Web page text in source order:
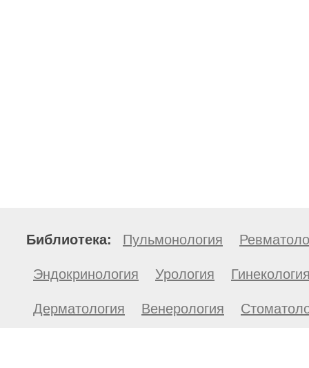
Библиотека: Пульмонология
Эндокринология Урология
Дерматология Венерология